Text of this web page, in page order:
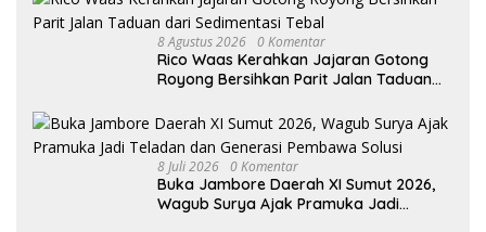
8 Agustus 2026 0 Komentar
Rico Waas Kerahkan Jajaran Gotong
Royong Bersihkan Parit Jalan Taduan
8 Juli 2026 0 Komentar
Buka Jambore Daerah XI Sumut 2026,
Wagub Surya Ajak Pramuka Jadi